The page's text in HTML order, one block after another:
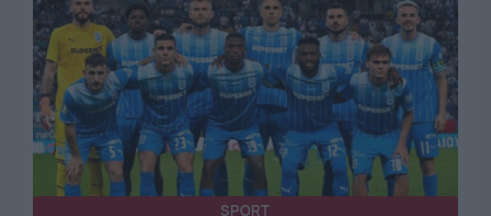
SPORT